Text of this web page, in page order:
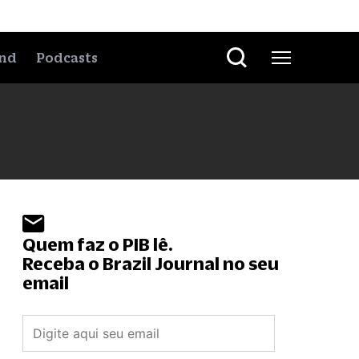
Podcasts
Quem faz o PIB lê.
Receba o Brazil Journal no seu
email